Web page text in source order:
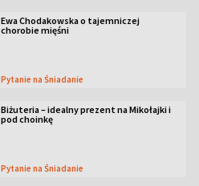
Ewa Chodakowska o tajemniczej
chorobie mięśni
Pytanie na Śniadanie
Biżuteria – idealny prezent na Mikołajki i
pod choinkę
Pytanie na Śniadanie